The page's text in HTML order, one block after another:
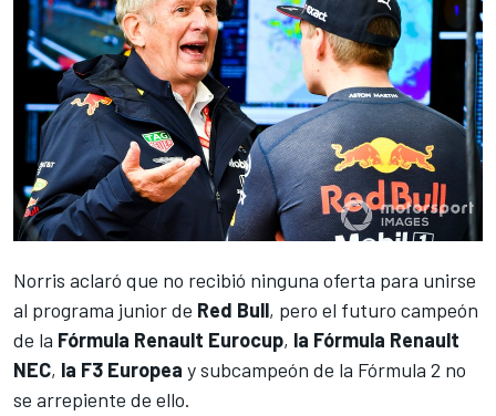
Norris aclaró que no recibió ninguna oferta para unirse
al programa junior de Red Bull, pero el futuro campeón
de la Fórmula Renault Eurocup, la Fórmula Renault
NEC, la F3 Europea y subcampeón de la Fórmula 2 no
se arrepiente de ello.